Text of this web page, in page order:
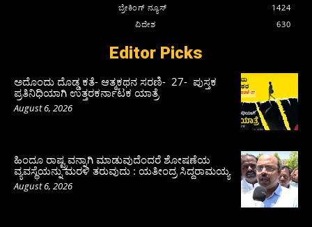
ಬ್ರೇಕಿಂಗ್ ನ್ಯೂಸ್
1424
ವಿದೇಶ
630
Editor Picks
ಅದೊಂದು ದೊಡ್ಡ ಕತೆ- ಆತ್ಮಕಥನ ಸರಣಿ- 27- ಪುಸ್ತಕ
ಪ್ರತಿನಿಧಿಯಾಗಿ ಉತ್ತರಕರ್ನಾಟಕ ಯಾತ್ರೆ
August 6, 2026
ಹಿಂದೂ ರಾಷ್ಟ್ರವನ್ನಾಗಿ ಮಾಡುವುದೆಂದರೆ ಶೋಷಣೆಯ
ವ್ಯವಸ್ಥೆಯನ್ನು ಮರಳಿ ತರುವುದು : ಯತೀಂದ್ರ ಸಿದ್ದರಾಮಯ್ಯ
August 6, 2026